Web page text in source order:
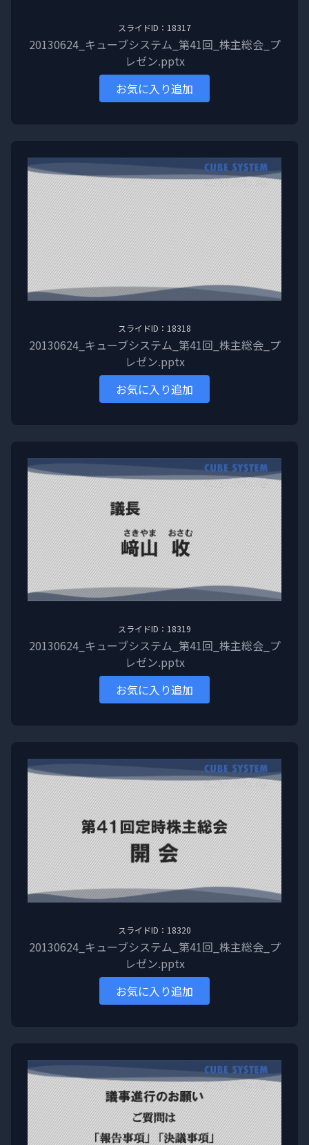
スライドID：18317
20130624_キューブシステム_第41回_株主総会_プ
レゼン.pptx
お気に入り追加
スライドID：18318
20130624_キューブシステム_第41回_株主総会_プ
レゼン.pptx
お気に入り追加
スライドID：18319
20130624_キューブシステム_第41回_株主総会_プ
レゼン.pptx
お気に入り追加
スライドID：18320
20130624_キューブシステム_第41回_株主総会_プ
レゼン.pptx
お気に入り追加